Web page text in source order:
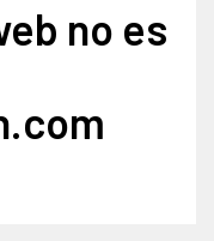
no es